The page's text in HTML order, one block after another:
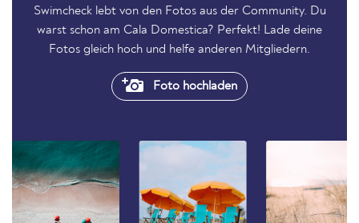
Swimcheck lebt von den Fotos aus der Community. Du
warst schon am Cala Domestica? Perfekt! Lade deine
Fotos gleich hoch und helfe anderen Mitgliedern.
Foto hochladen